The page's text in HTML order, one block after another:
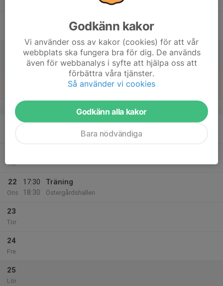
Träning
Tis
22
Ons
17:30
18:30
Träning
Östergårdshallen
23
Tor
24
Fre
25
Lör
Godkänn kakor
Vi använder oss av kakor (cookies) för att vår
webbplats ska fungera bra för dig. De används
även för webbanalys i syfte att hjälpa oss att
förbättra våra tjänster.
Så använder vi cookies
Godkänn alla kakor
Bara nödvändiga